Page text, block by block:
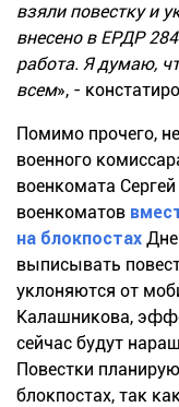
взяли повестку и
внесено в ЕРДР
работа. Я думаю,
всем», -
Помимо прочего,
военного
военкомата
военкоматов в
на блокпостах
выписывать
уклоняются от
Калашникова,
сейчас будут
Повестки
блокпостах, так